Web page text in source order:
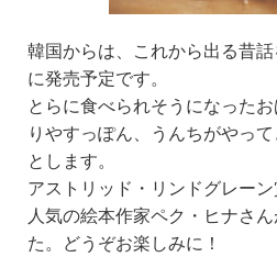
韓国からは、これから出る昔
に発売予定です。
とらに食べられそうになった
りやすっぽん、うんちがやっ
とします。
アストリッド・リンドグレー
人気の絵本作家ペク・ヒナさ
た。どうぞお楽しみに！